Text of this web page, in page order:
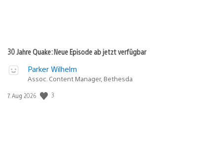
30 Jahre Quake: Neue Episode ab jetzt verfügbar
Parker Wilhelm
Assoc. Content Manager, Bethesda
Veröffentlichungsdatum:
7. Aug 2026 3